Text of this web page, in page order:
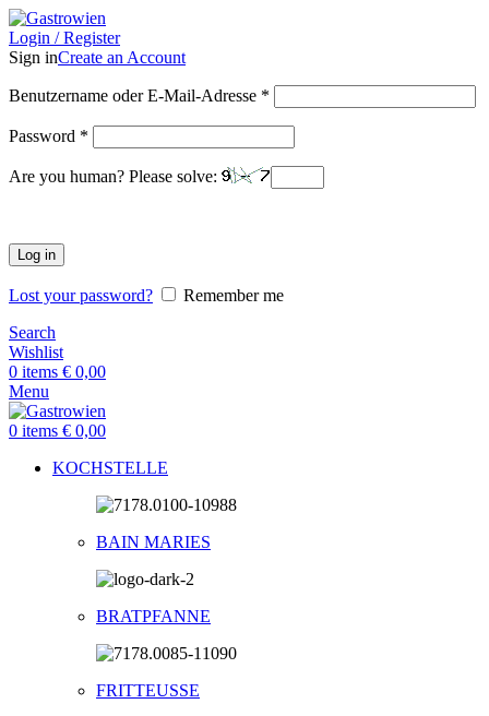
Login / Register
Sign inCreate an Account
Benutzername oder E-Mail-Adresse *
Password *
Are you human? Please solve:
Log in
Lost your password?
Remember me
Search
Wishlist
0 items € 0,00
Menu
0 items € 0,00
KOCHSTELLE
BAIN MARIES
BRATPFANNE
FRITTEUSSE